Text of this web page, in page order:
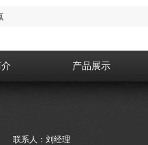
产品展示
联系人：刘经理